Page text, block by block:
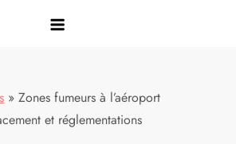
»Zones fumeurs à l’aéroport
et réglementations